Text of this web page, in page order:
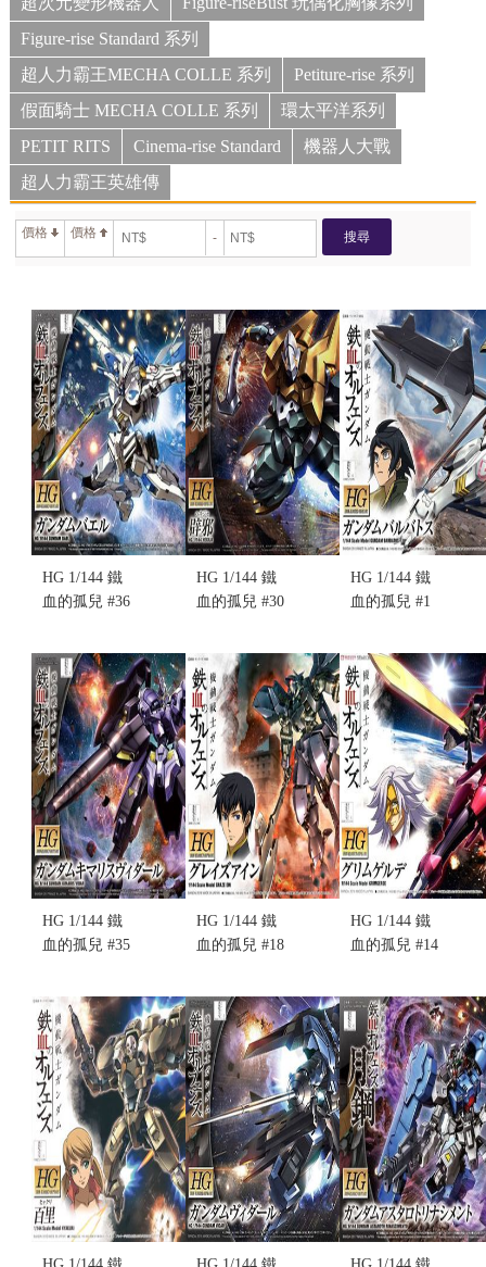
Figure-rise Standard 系列
超人力霸王MECHA COLLE 系列
Petiture-rise 系列
假面騎士 MECHA COLLE 系列
環太平洋系列
PETIT RITS
Cinema-rise Standard
機器人大戰
超人力霸王英雄傳
價格 價格 - 搜尋
HG 1/144 鐵
血的孤兒 #36
BAEL 主魔
鋼彈 (不挑盒
況)(售完缺
貨...
售價:0
HG 1/144 鐵
血的孤兒 #30
HEKIJA 辟邪
(不挑盒況)
(售完缺貨...
售價:0
HG 1/144 鐵
血的孤兒 #1
鋼彈 巴巴托
斯 (不挑盒
況)(售完缺
貨...
售價:0
HG 1/144 鐵
血的孤兒 #35
KIMARIS
VIDAR 殘命
搜魔鋼彈(不
挑盒況)
售價:350
HG 1/144 鐵
血的孤兒 #18
茲艾因 凱爾
坦 (不挑盒
況)
售價:395
HG 1/144 鐵
血的孤兒 #14
神 葛琳潔德
GRIMGERDE
(不挑盒況)
售價:325